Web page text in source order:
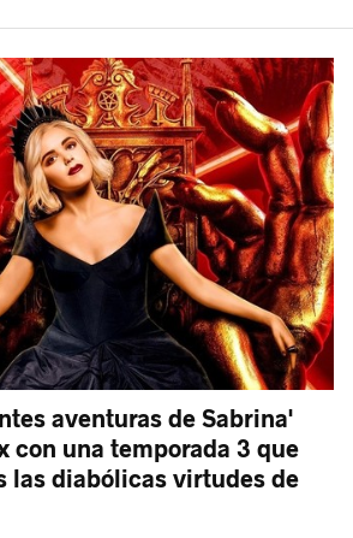
aventuras de Sabrina'
con una temporada 3 que
las diabólicas virtudes de